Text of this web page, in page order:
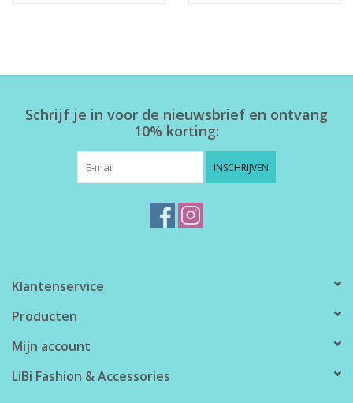
Schrijf je in voor de nieuwsbrief en ontvang
10% korting:
INSCHRIJVEN
Klantenservice
Producten
Mijn account
LiBi Fashion & Accessories